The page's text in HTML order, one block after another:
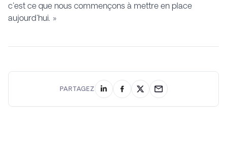
c'est ce que nous commençons à mettre en place
aujourd'hui. »
PARTAGEZ